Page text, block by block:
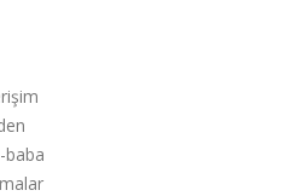
baba